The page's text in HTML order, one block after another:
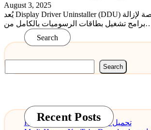
August 3, 2025
يُعد Display Driver Uninstaller (DDU) أداة قوية مُخصصة لإزالة
الرسوميات بالكامل من…
Read More
Search
Search
Recent PostsPDF Annotator 9.0.0 تحميل مجاني